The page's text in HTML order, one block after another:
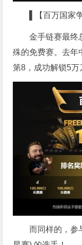
▌【百万国家
金手链赛最终
殊的免费赛。去年
第8，成功解锁5万
而同样的，参